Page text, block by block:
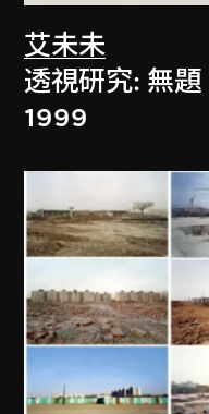
艾未未
透視研究: 無題
1999